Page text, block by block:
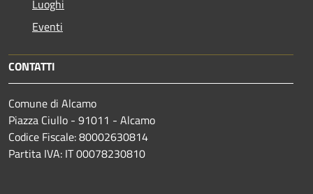
Luoghi
Eventi
CONTATTI
Comune di Alcamo
Piazza Ciullo - 91011 - Alcamo
Codice Fiscale: 80002630814
Partita IVA: IT 00078230810